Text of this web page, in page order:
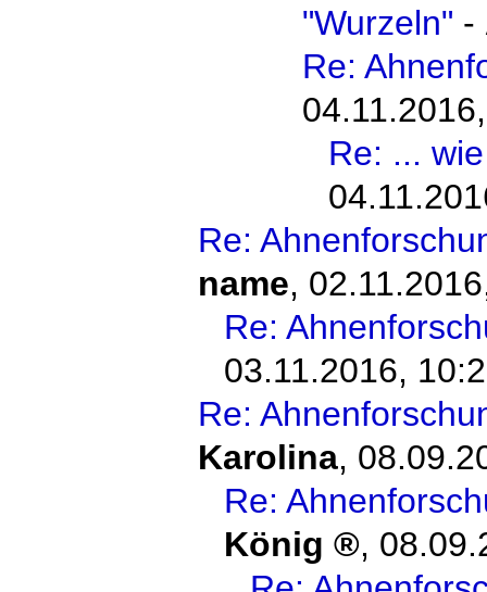
"Wurzeln" -
Re:
Re: ...
Re:
name,
Re:
03.11.2016,
Re:
Karolina,
Re:
König
,